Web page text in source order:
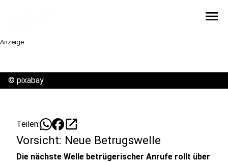
menu
Anzeige
© pixabay
Teilen: open_in_new
Vorsicht: Neue Betrugswelle
Die nächste Welle betrügerischer Anrufe rollt über